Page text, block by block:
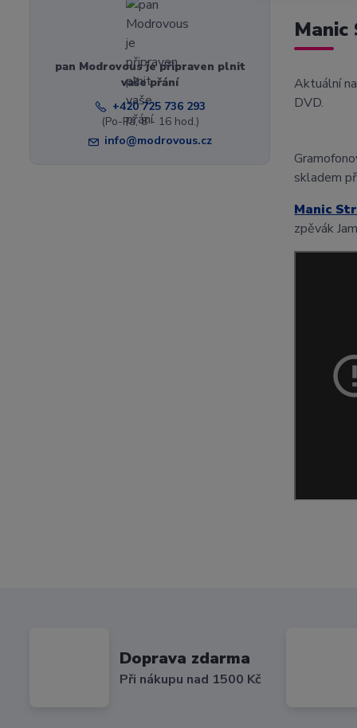
Aktuální
DVD.
skladem
Manic
zpěvák
pan Modrovous je připraven plnit
vaše přání
+420 725 736 293
(Po-Pá, 8 - 16 hod.)
info@modrovous.cz
Doprava zdarma
Při nákupu nad 1500 Kč